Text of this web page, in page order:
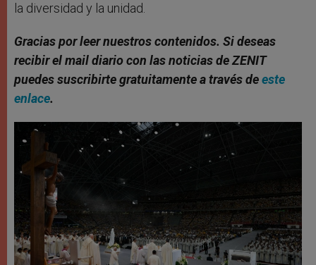
la diversidad y la unidad.
Gracias por leer nuestros contenidos. Si deseas
recibir el mail diario con las noticias de ZENIT
puedes suscribirte gratuitamente a través deeste
enlace.